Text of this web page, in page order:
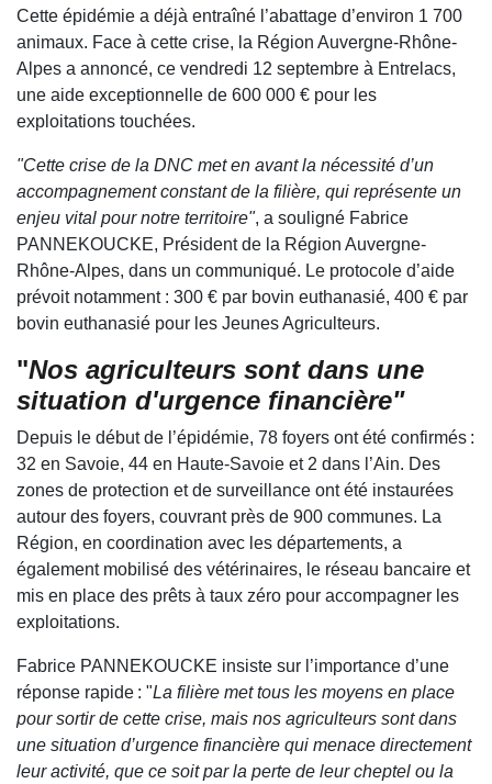
Cette épidémie a déjà entraîné l’abattage d’environ 1 700
animaux. Face à cette crise, la Région Auvergne-Rhône-
Alpes a annoncé, ce vendredi 12 septembre à Entrelacs,
une aide exceptionnelle de 600 000 € pour les
exploitations touchées.
"Cette crise de la DNC met en avant la nécessité d’un
accompagnement constant de la filière, qui représente un
enjeu vital pour notre territoire", a souligné Fabrice
PANNEKOUCKE, Président de la Région Auvergne-
Rhône-Alpes, dans un communiqué. Le protocole d’aide
prévoit notamment : 300 € par bovin euthanasié, 400 € par
bovin euthanasié pour les Jeunes Agriculteurs.
"Nos agriculteurs sont dans une
situation d'urgence financière"
Depuis le début de l’épidémie, 78 foyers ont été confirmés :
32 en Savoie, 44 en Haute-Savoie et 2 dans l’Ain. Des
zones de protection et de surveillance ont été instaurées
autour des foyers, couvrant près de 900 communes. La
Région, en coordination avec les départements, a
également mobilisé des vétérinaires, le réseau bancaire et
mis en place des prêts à taux zéro pour accompagner les
exploitations.
Fabrice PANNEKOUCKE insiste sur l’importance d’une
réponse rapide : "La filière met tous les moyens en place
pour sortir de cette crise, mais nos agriculteurs sont dans
une situation d’urgence financière qui menace directement
leur activité, que ce soit par la perte de leur cheptel ou la